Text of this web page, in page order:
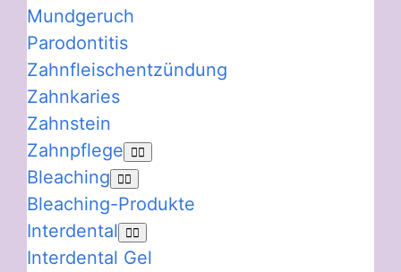
Mundgeruch
Parodontitis
Zahnfleischentzündung
Zahnkaries
Zahnstein
Zahnpflege
Bleaching
Bleaching-Produkte
Interdental
Interdental Gel